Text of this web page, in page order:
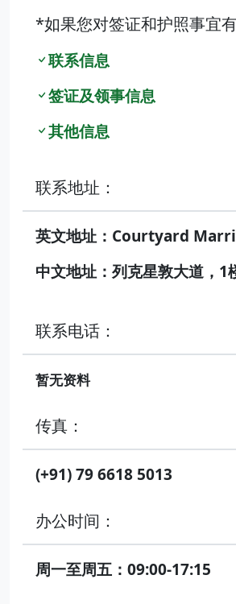
*如果您对签证和护照事宜
联系信息
签证及领事信息
其他信息
联系地址：
英文地址：Courtyard
中文地址：列克星敦大道，
联系电话：
暂无资料
传真：
(+91) 79 6618 5013
办公时间：
周一至周五：09:00-17:15